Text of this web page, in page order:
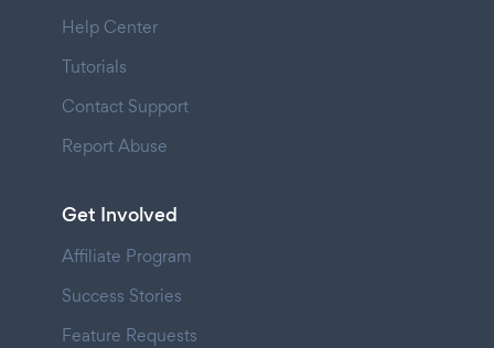
Help Center
Tutorials
Contact Support
Report Abuse
Get Involved
Affiliate Program
Success Stories
Feature Requests